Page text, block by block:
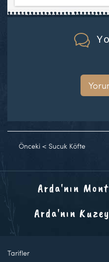
Önceki < Sucuk Köfte
Arda'nın
Arda'nın
Tarifler